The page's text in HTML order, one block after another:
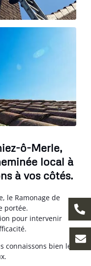
ô-Merle,
local à
à vos côtés.
le Ramonage de
portée.
pour intervenir
connaissons bien les